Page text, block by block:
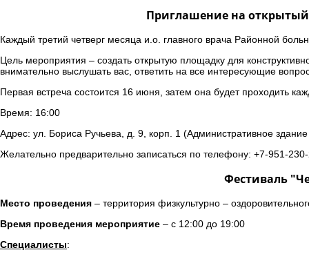
Приглашение на
Каждый третий четверг месяца и.о. главного врача Районной
Цель мероприятия – создать открытую площадку для
внимательно выслушать вас, ответить на все интересующие
Первая встреча состоится 16 июня, затем она будет проходить
Время: 16:00
Адрес: ул. Бориса Ручьева, д. 9, корп. 1 (Административное
Желательно предварительно записаться по телефону: +7-951-
Фестиваль
Место проведения – территория физкультурно –
Время проведения мероприятие – с 12:00 до 19:00
Специалисты: